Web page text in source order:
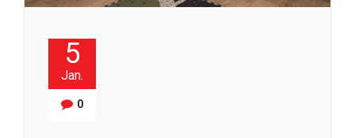
5
Jan.
0